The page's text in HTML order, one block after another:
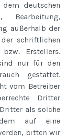
deutschen
Bearbeitung,
außerhalb der
der schriftlichen
Erstellers.
nur für den
gestattet.
vom Betreiber
Dritter
als solche
auf eine
bitten wir